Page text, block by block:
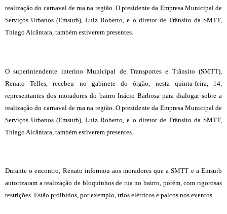
realização do carnaval de rua na região. O presidente da Empresa Municipal de
Serviços Urbanos (Emsurb), Luiz Roberto, e o diretor de Trânsito da SMTT,
Thiago Alcântara, também estiverem presentes.
O superintendente interino Municipal de Transportes e Trânsito (SMTT),
Renato Telles, recebeu no gabinete do órgão, nesta quinta-feira, 14,
representantes dos moradores do bairro Inácio Barbosa para dialogar sobre a
realização do carnaval de rua na região. O presidente da Empresa Municipal de
Serviços Urbanos (Emsurb), Luiz Roberto, e o diretor de Trânsito da SMTT,
Thiago Alcântara, também estiverem presentes.
Durante o encontro, Renato informou aos moradores que a SMTT e a Emsurb
autorizaram a realização de bloquinhos de rua no bairro, porém, com rigorosas
restrições. Estão proibidos, por exemplo, trios elétricos e palcos nos eventos.